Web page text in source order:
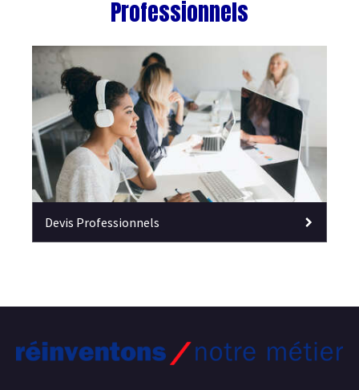
Professionnels
Devis Professionnels